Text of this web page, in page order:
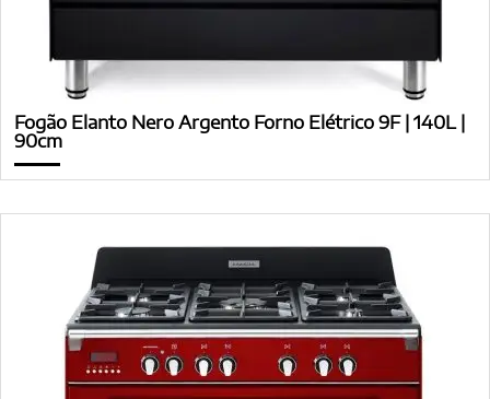
Fogão Elanto Nero Argento Forno Elétrico 9F | 140L |
90cm